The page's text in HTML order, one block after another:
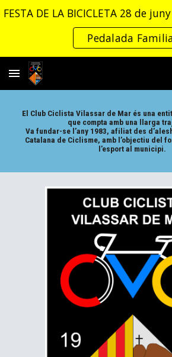
Pedalada
El Club Ciclista Vilassar de Mar és una
que compta amb una llarga
Va fundar-se l’any 1983, afiliat des
Catalana de Ciclisme, amb l’objectiu del
l’esport al municipi.